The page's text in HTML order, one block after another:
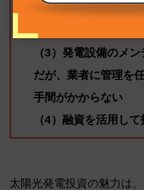
（2）一般的な不動
りが高く、空室リス
（3）発電設備のメ
だが、業者に管理を
手間がかからない
（4）融資を活用し
太陽光発電投資の魅力は